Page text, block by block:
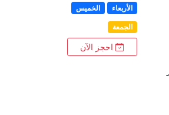
الأربعاء
الخميس
الجمعة
احجز الآن